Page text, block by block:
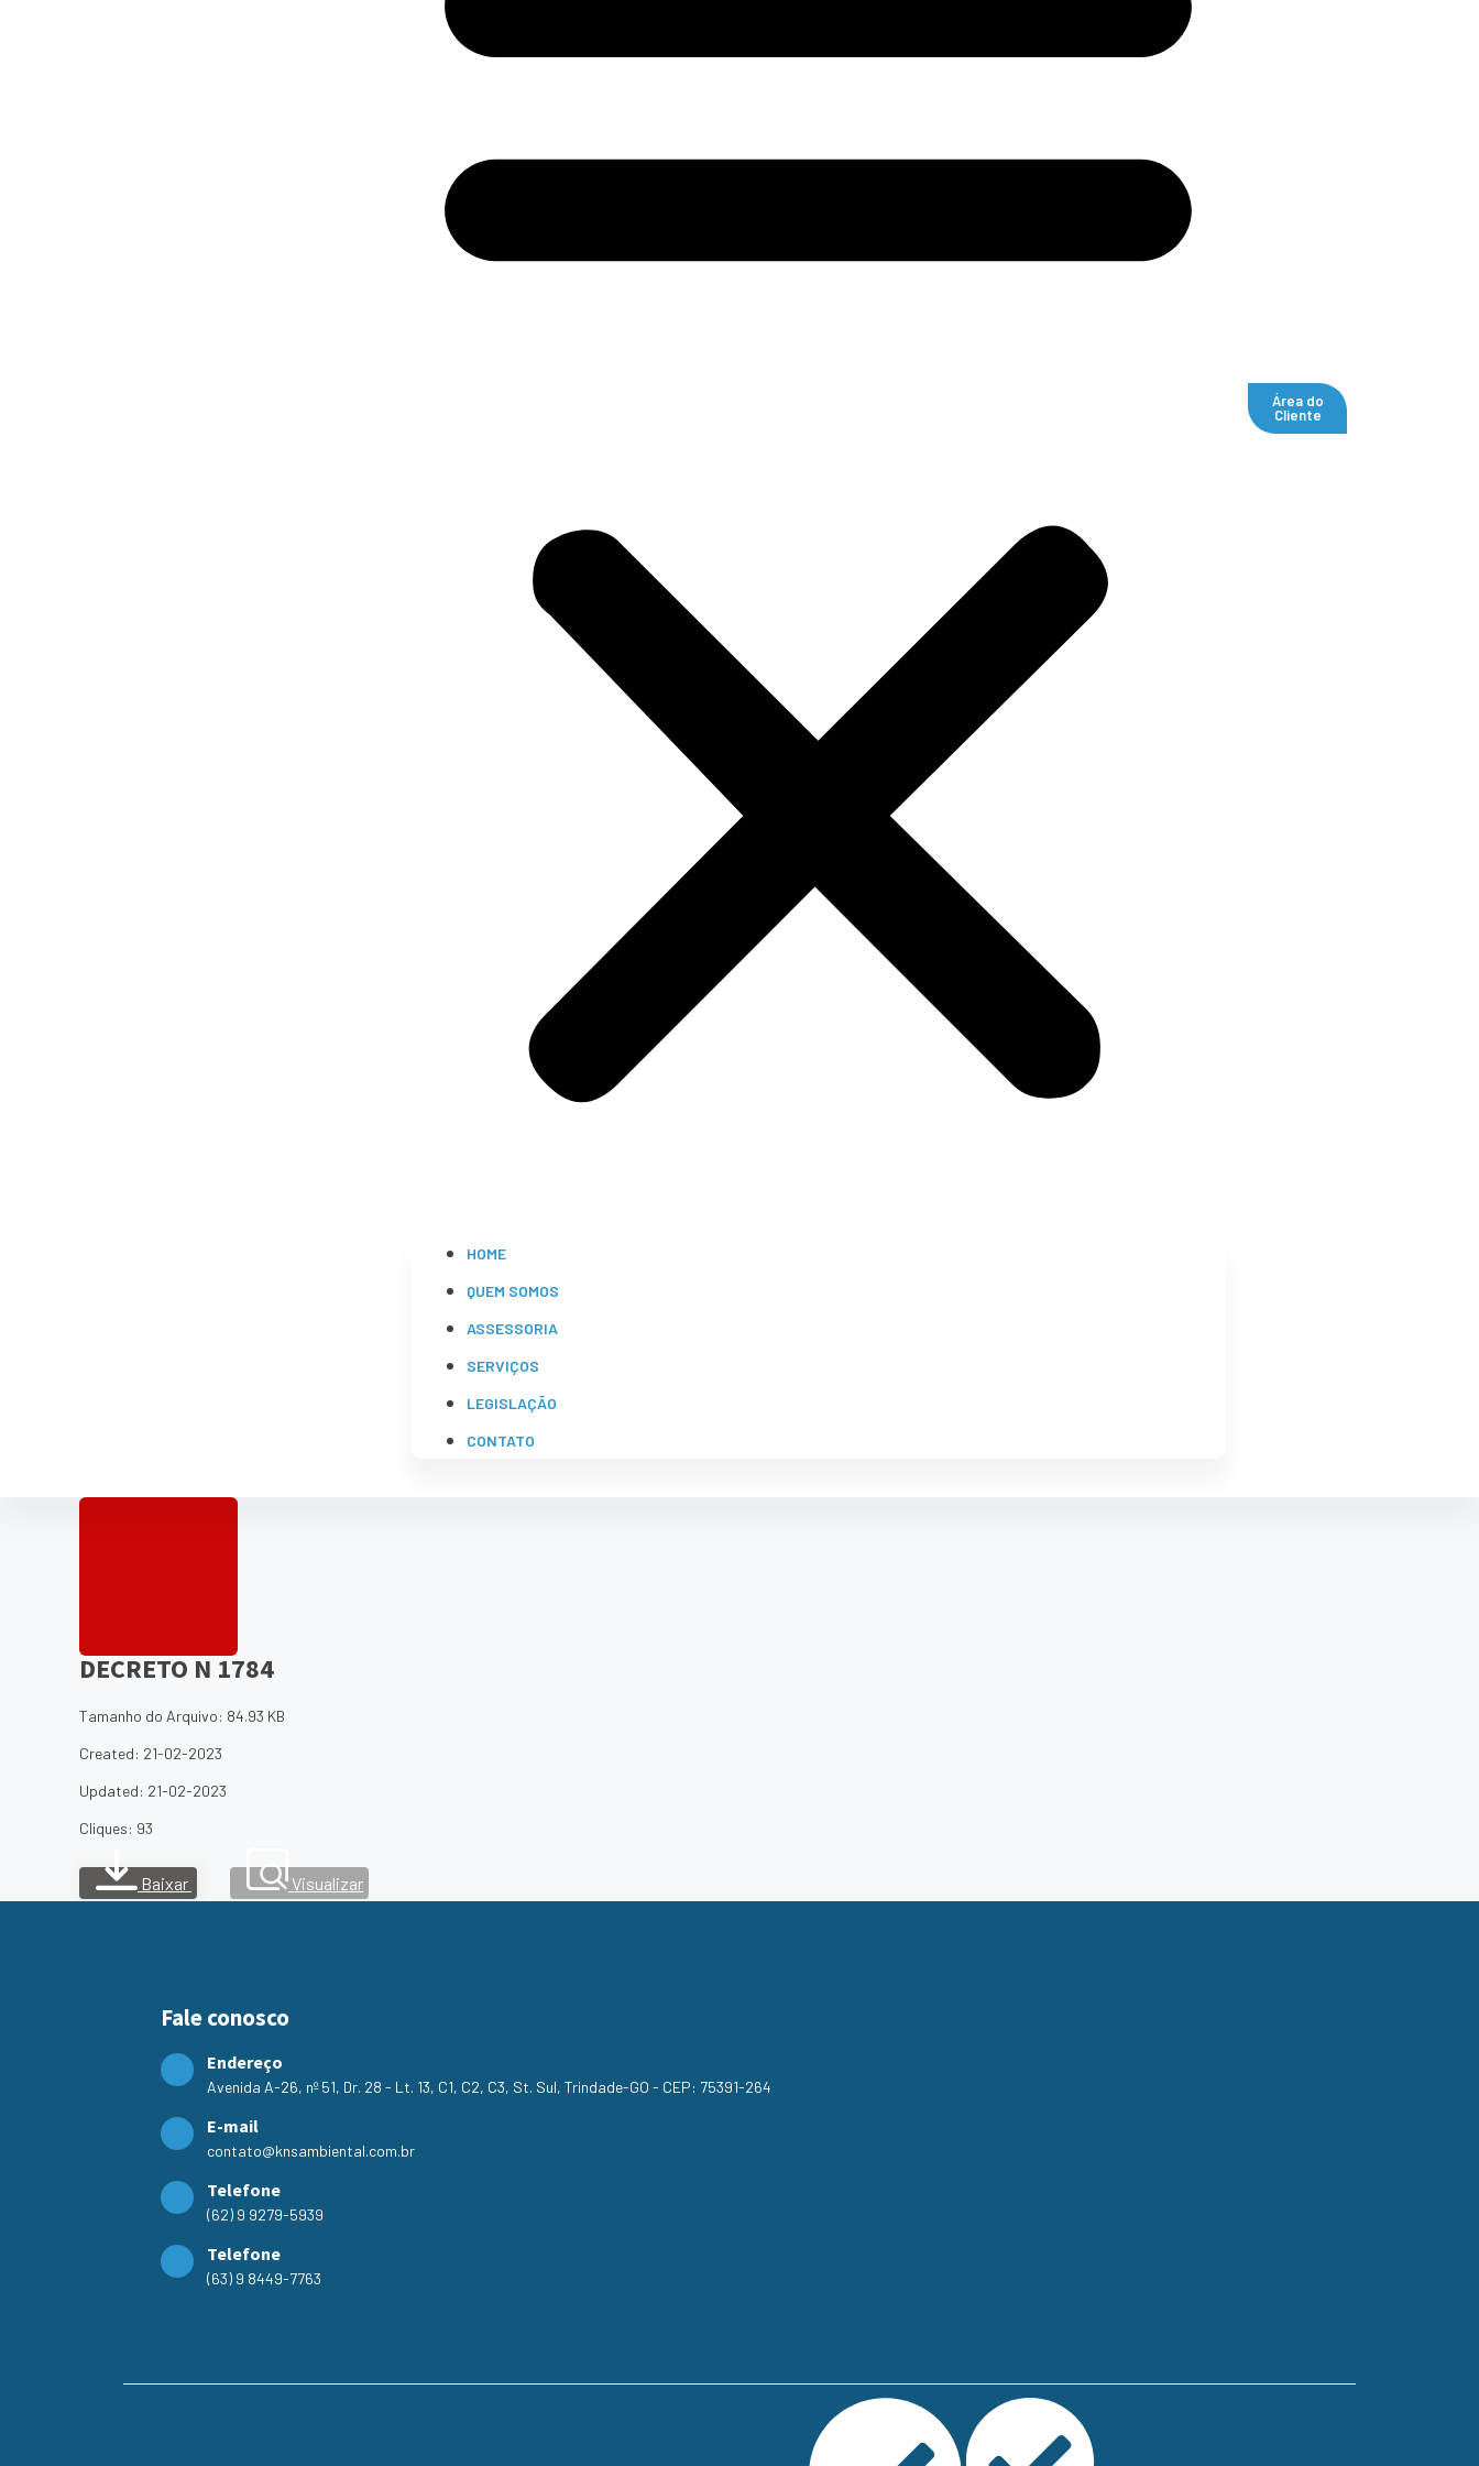
HOME
QUEM SOMOS
ASSESSORIA
SERVIÇOS
LEGISLAÇÃO
CONTATO
Área do
Cliente
DECRETO N 1784
Tamanho do Arquivo: 84.93 KB
Created: 21-02-2023
Updated: 21-02-2023
Cliques: 93
Baixar Visualizar
Fale conosco
Endereço
Avenida A-26, nº 51, Dr. 28 - Lt. 13, C1, C2, C3, St. Sul, Trindade-GO - CEP: 75391-264
E-mail
contato@knsambiental.com.br
Telefone
(62) 9 9279-5939
Telefone
(63) 9 8449-7763